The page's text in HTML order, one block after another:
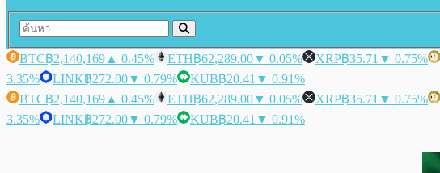
BTC฿2,140,169 ▲ 0.45% ETH฿62,289.00▼ 0.05% XRP฿35.71 ▼ 0.75%
3.35%
LINK฿272.00▼ 0.79% KUB฿20.41 ▼ 0.91%
BTC฿2,140,169 ▲ 0.45% ETH฿62,289.00▼ 0.05% XRP฿35.71 ▼ 0.75%
3.35%
LINK฿272.00▼ 0.79% KUB฿20.41 ▼ 0.91%